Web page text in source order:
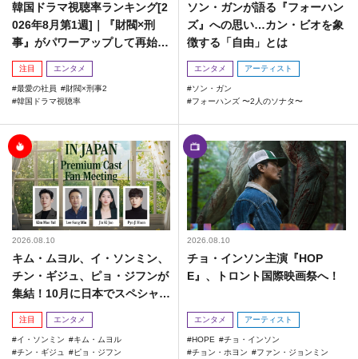
韓国ドラマ視聴率ランキング[2
026年8月第1週]｜『財閥×刑
事』がパワーアップして再始
動！
注目 エンタメ
最愛の社員
財閥×刑事2
韓国ドラマ視聴率
ソン・ガンが語る『フォーハン
ズ』への思い…カン・ビオを象
徴する「自由」とは
エンタメ アーティスト
ソン・ガン
フォーハンズ 〜2人のソナタ〜
2026.08.10
キム・ムヨル、イ・ソンミン、
チン・ギジュ、ピョ・ジフンが
集結！10月に日本でスペシャル
ファンミーティング開催決定！
注目 エンタメ
イ・ソンミン
キム・ムヨル
チン・ギジュ
ピョ・ジフン
2026.08.10
チョ・インソン主演『HOP
E』、トロント国際映画祭へ！
エンタメ アーティスト
HOPE
チョ・インソン
チョン・ホヨン
ファン・ジョンミン